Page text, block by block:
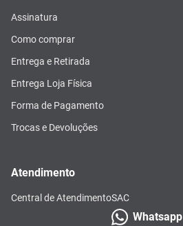
Assinatura
Como comprar
Entrega e Retirada
Entrega Loja Física
Forma de Pagamento
Trocas e Devoluções
Atendimento
Central de AtendimentoSAC
Whatsapp